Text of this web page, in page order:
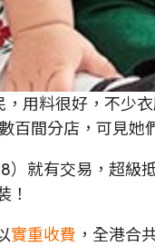
用料很好，不少
百間分店，可見她
就有交易，超級
！
實重收費 ，全港合